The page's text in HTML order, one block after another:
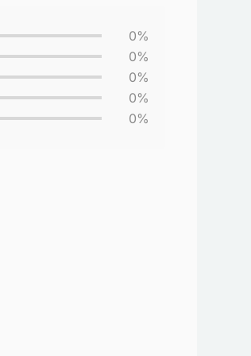
0%
0%
0%
0%
0%